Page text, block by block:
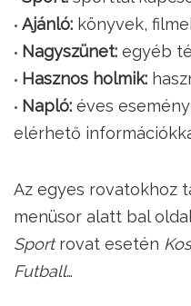
Ajánló: könyvek,
Nagyszünet: egyéb
Hasznos holmik:
Napló: éves
elérhető
Az egyes rovatokhoz
menüsor alatt bal
Sportrovat esetén
Futball…